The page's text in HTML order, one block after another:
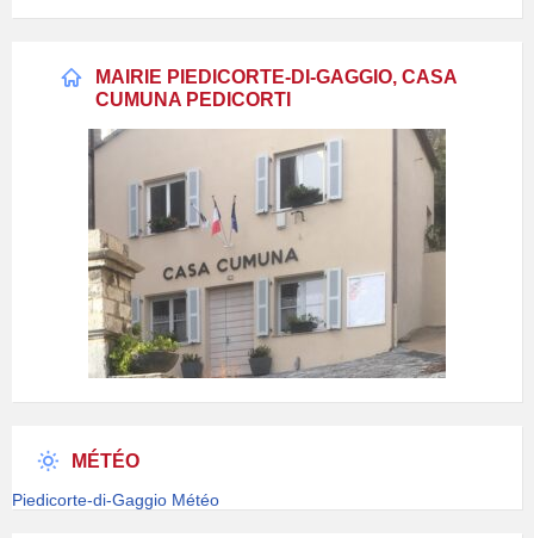
MAIRIE PIEDICORTE-DI-GAGGIO, CASA
CUMUNA PEDICORTI
MÉTÉO
Piedicorte-di-Gaggio Météo